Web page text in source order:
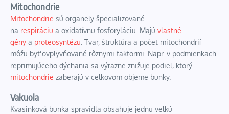
Mitochondrie
Mitochondrie sú organely špecializované
na respiráciu a oxidatívnu fosforyláciu . Majú vlastné
gény a proteosyntézu . Tvar, štruktúra a počet mitochondrií
môžu byť ovplyvňované rôznymi faktormi. Napr. v podmienkach
reprimujúceho dýchania sa výrazne znižuje podiel, ktorý
mitochondrie zaberajú v celkovom objeme bunky.
Vakuola
Kvasinková bunka spravidla obsahuje jednu veľkú